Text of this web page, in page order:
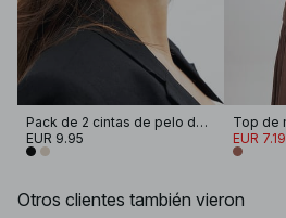
Pack de 2 cintas de pelo de jersey
EUR 9.95
EUR 7.19
Otros clientes también vieron